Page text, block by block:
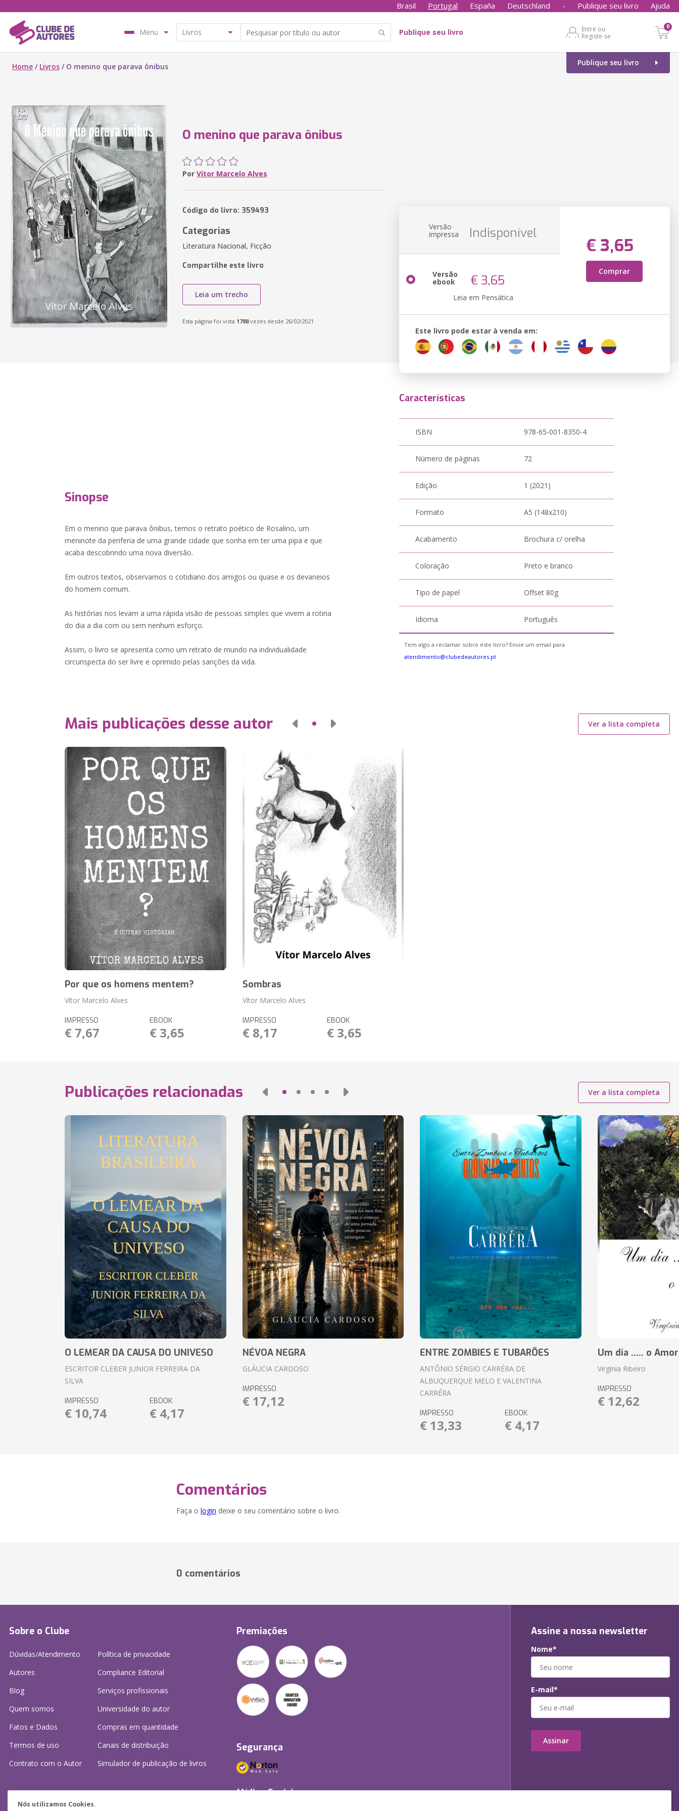
Nós utilizamos Cookies.
Brasil Portugal España Deutschland - Publique seu livro Ajuda
Menu Publique seu livro
Entre ou
Registe-se
0
Publique seu livro
Home / Livros / O menino que parava ônibus
O menino que parava ônibus
Por Vítor Marcelo Alves
Código do livro: 359493
Categorias
Literatura Nacional, Ficção
Compartilhe este livro
Leia um trecho
Esta página foi vista 1788vezes desde 26/02/2021
Versão
impressa Indisponível
€ 3,65
Comprar
Versão
ebook € 3,65
Leia em Pensática
Este livro pode estar à venda em:
Sinopse
Em o menino que parava ônibus, temos o retrato poético de Rosalino, um
meninote da periferia de uma grande cidade que sonha em ter uma pipa e que
acaba descobrindo uma nova diversão.
Em outros textos, observamos o cotidiano dos amigos ou quase e os devaneios
do homem comum.
As histórias nos levam a uma rápida visão de pessoas simples que vivem a rotina
do dia a dia com ou sem nenhum esforço.
Assim, o livro se apresenta como um retrato de mundo na individualidade
circunspecta do ser livre e oprimido pelas sanções da vida.
Características
ISBN 978-65-001-8350-4
Número de páginas 72
Edição 1 (2021)
Formato A5 (148x210)
Acabamento Brochura c/ orelha
Coloração Preto e branco
Tipo de papel Offset 80g
Idioma Português
Tem algo a reclamar sobre este livro? Envie um email para
atendimento@clubedeautores.pt
Mais publicações desse autor Ver a lista completa
Por que os homens mentem?
Vítor Marcelo Alves
IMPRESSO
€ 7,67
EBOOK
€ 3,65
Sombras
Vítor Marcelo Alves
IMPRESSO
€ 8,17
EBOOK
€ 3,65
Publicações relacionadas Ver a lista completa
O LEMEAR DA CAUSA DO UNIVESO
ESCRITOR CLEBER JUNIOR FERREIRA DA
SILVA
IMPRESSO
€ 10,74
EBOOK
€ 4,17
NÉVOA NEGRA
GLÁUCIA CARDOSO
IMPRESSO
€ 17,12
ENTRE ZOMBIES E TUBARÕES
ANTÔNIO SÉRGIO CARRÉRA DE
ALBUQUERQUE MELO E VALENTINA
CARRÉRA
IMPRESSO
€ 13,33
EBOOK
€ 4,17
Um dia ..... o Amor
Virgínia Ribeiro
IMPRESSO
€ 12,62
Comentários
Faça o login deixe o seu comentário sobre o livro.
0 comentários
Sobre o Clube
Dúvidas/Atendimento
Autores
Blog
Quem somos
Fatos e Dados
Termos de uso
Contrato com o Autor
Política de privacidade
Compliance Editorial
Serviços profissionais
Universidade do autor
Compras em quantidade
Canais de distribuição
Simulador de publicação de livros
Precisa de ajuda?
Premiações
Segurança
Mídias Sociais
Assine a nossa newsletter
Nome*
E-mail*
Assinar